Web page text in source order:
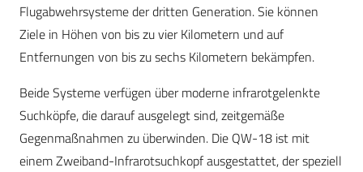
Flugabwehrsysteme der dritten Generation. Sie können
Ziele in Höhen von bis zu vier Kilometern und auf
Entfernungen von bis zu sechs Kilometern bekämpfen.
Beide Systeme verfügen über moderne infrarotgelenkte
Suchköpfe, die darauf ausgelegt sind, zeitgemäße
Gegenmaßnahmen zu überwinden. Die QW-18 ist mit
einem Zweiband-Infrarotsuchkopf ausgestattet, der speziell